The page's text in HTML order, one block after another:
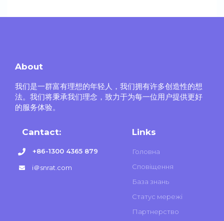
About
我们是一群富有理想的年轻人，我们拥有许多创造性的想
法。我们将秉承我们理念，致力于为每一位用户提供更好
的服务体验。
Cantact:
+86-1300 4365 879
i＠snrat.com
Links
Головна
Сповіщення
База знань
Статус мережі
Партнерство